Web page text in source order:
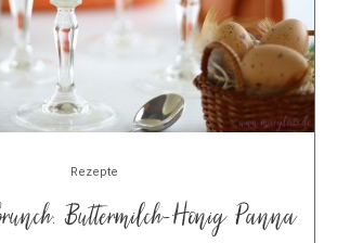
Rezepte
Buttermilch-Honig Panna